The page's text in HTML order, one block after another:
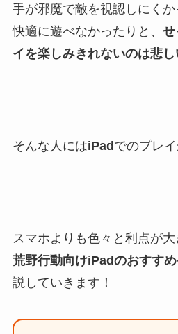
手が邪魔で敵を視認しにく
快適に遊べなかったりと、 せ
イを楽しみきれないのは悲し
そんな人にはiPad でのプレ
スマホよりも色々と利点が大
荒野行動向けiPadのおすすめ
説していきます！